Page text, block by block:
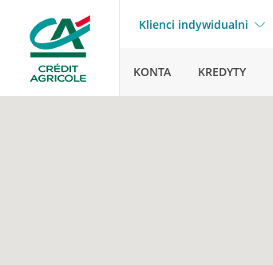
Klienci indywidualni
KONTA KREDYTY